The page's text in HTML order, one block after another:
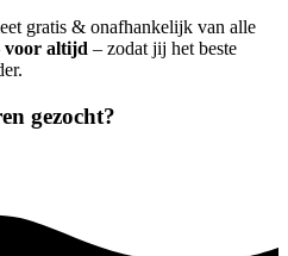
gratis & onafhankelijk van alle
voor altijd – zodat jij het beste
gezocht?